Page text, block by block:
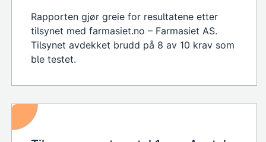
Rapporten gjør greie for resultatene etter
tilsynet med farmasiet.no – Farmasiet AS.
Tilsynet avdekket brudd på 8 av 10 krav som
ble testet.